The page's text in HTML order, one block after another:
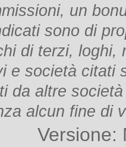
un
sono di
di terzi, loghi,
e società citati
da altre
alcun fine di
Versione: